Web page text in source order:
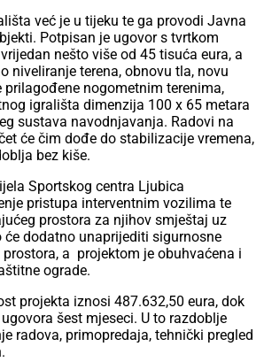
već je u tijeku te ga provodi Javna
Potpisan je ugovor s tvrtkom
nešto više od 45 tisuća eura, a
niveliranje terena, obnovu tla, novu
prilagođene nogometnim terenima,
igrališta dimenzija 100 x 65 metara
sustava navodnjavanja. Radovi na
će čim dođe do stabilizacije vremena,
bez kiše.
Sportskog centra Ljubica
pristupa interventnim vozilima te
prostora za njihov smještaj uz
će dodatno unaprijediti sigurnosne
a projektom je obuhvaćena i
ograde.
projekta iznosi 487.632,50 eura, dok
šest mjeseci. U to razdoblje
radova, primopredaja, tehnički pregled